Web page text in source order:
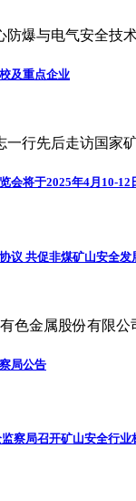
爆与电气安全技
及重点企业
行先后走访国家
会将于2025年4月10-12
议 共促非煤矿山安全发
色金属股份有限
局公告
察局召开矿山安全行